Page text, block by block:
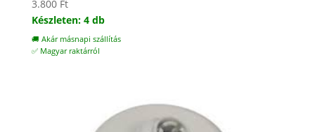
3.800 Ft
Készleten: 4 db
🚚 Akár másnapi szállítás
✅ Magyar raktárról